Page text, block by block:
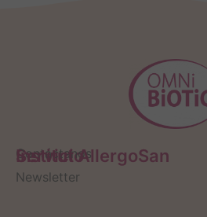
Servicio
Contáctanos
Newsletter
Institut AllergoSan